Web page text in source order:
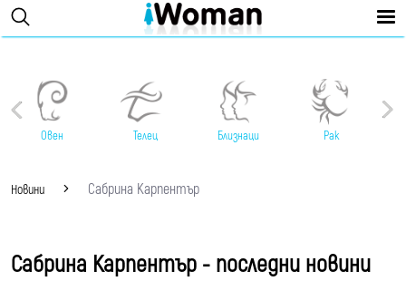
Овен Телец Близнаци Рак
Новини Сабрина Карпентър
Сабрина Карпентър - последни новини